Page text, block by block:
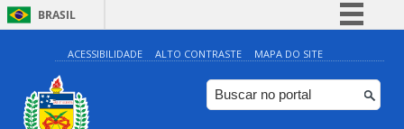
BRASIL
Simplifique!
Comunica BR
Participe
ACESSIBILIDADE ALTO CONTRASTE MAPA DO SITE